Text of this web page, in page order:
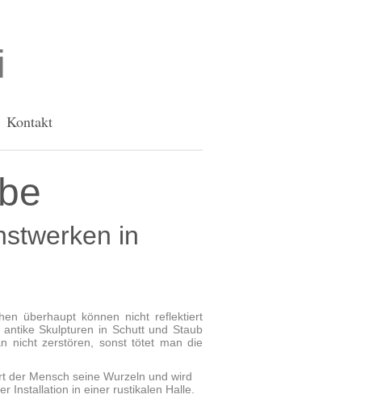
Kontakt
in
überhaupt können nicht reflektiert
Skulpturen in Schutt und Staub
nicht zerstören, sonst tötet man die
der Mensch seine Wurzeln und wird
Installation in einer rustikalen Halle.